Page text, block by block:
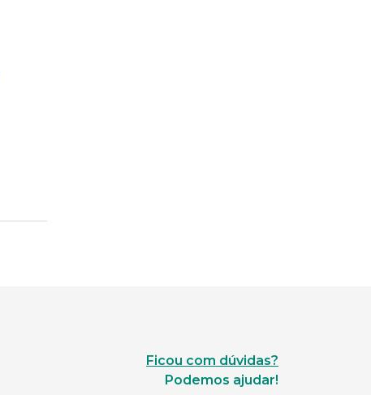
Ficou com dúvidas?
Podemos ajudar!